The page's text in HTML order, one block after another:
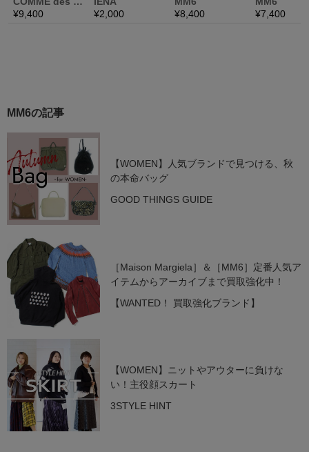
MM6の記事
【WOMEN】人気ブランドで見つける、秋
の本命バッグ
GOOD THINGS GUIDE
［Maison Margiela］＆［MM6］定番人気ア
イテムからアーカイブまで買取強化中！
【WANTED！ 買取強化ブランド】
【WOMEN】ニットやアウターに負けな
い！主役顔スカート
3STYLE HINT